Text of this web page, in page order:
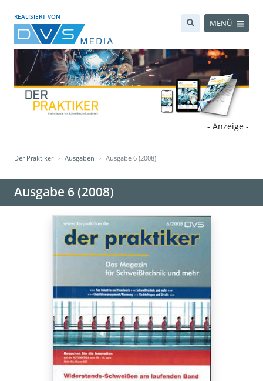
REALISIERT VON
MENÜ
- Anzeige -
Der Praktiker Ausgaben Ausgabe 6 (2008)
Ausgabe 6 (2008)